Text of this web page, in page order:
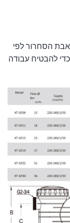
הסחרור לפי
להבטיח עבודה